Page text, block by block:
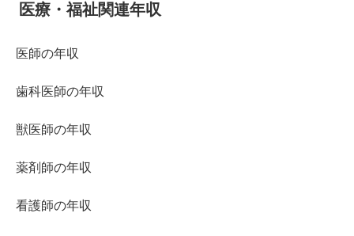
医療・福祉関連年収
医師の年収
歯科医師の年収
獣医師の年収
薬剤師の年収
看護師の年収